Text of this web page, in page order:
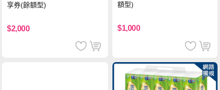
享券(餘額型)
$2,000
額型)
$1,000